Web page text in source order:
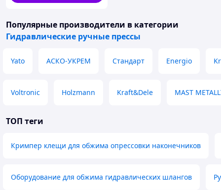
Популярные производители в категории
Гидравлические ручные прессы
Yato АСКО-УКРЕМ Стандарт Energio
Voltronic Holzmann Kraft&Dele MAST
ТОП теги
Кримпер клещи для обжима опрессовки наконечников
Оборудование для обжима гидравлических шлангов